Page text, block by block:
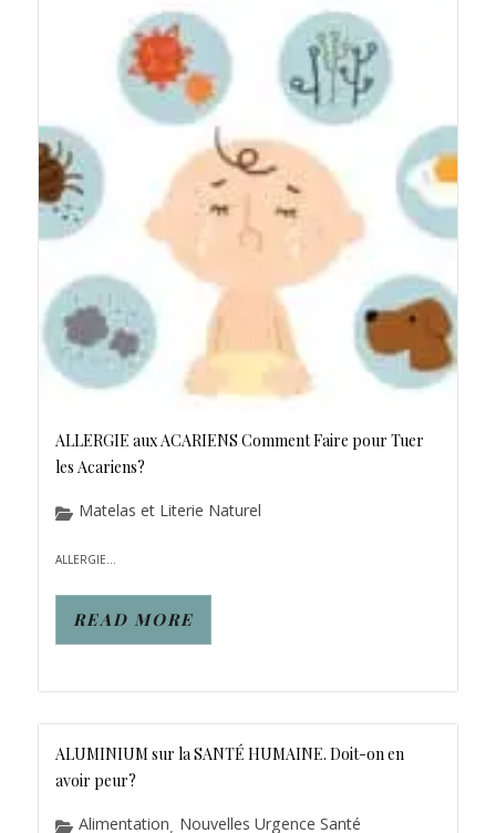
ALLERGIE aux ACARIENS Comment Faire pour Tuer
les Acariens?
Matelas et Literie Naturel
ALLERGIE...
READ MORE
ALUMINIUM sur la SANTÉ HUMAINE. Doit-on en
avoir peur?
Alimentation, Nouvelles Urgence Santé